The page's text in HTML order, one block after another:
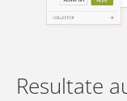
Resultate